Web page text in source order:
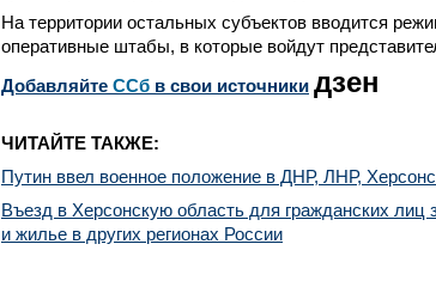
На территории остальных субъектов вводится
оперативные штабы, в которые войдут
Добавляйте CСб в свои источники дзен
ЧИТАЙТЕ ТАКЖЕ:
Путин ввел военное положение в ДНР, ЛНР,
Въезд в Херсонскую область для гражданских
и жилье в других регионах России